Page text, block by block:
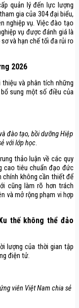
quản lý đến lực lượng
gia của 304 đại biểu,
nghiệp vụ. Việc đào tạo
vụ được đánh giá là
và hạn chế tối đa rủi ro
2026
và phân tích những
sung một số điều của
đào tạo, bồi dưỡng Hiệp
với lớp học.
thảo luận về các quy
cao tiêu chuẩn đạo đức
chính không cần thiết để
cũng làm rõ hơn trách
và mở rộng phạm vi hợp
thế không thể đảo
lượng của thời gian tập
điện tử.
viên Việt Nam chia sẻ